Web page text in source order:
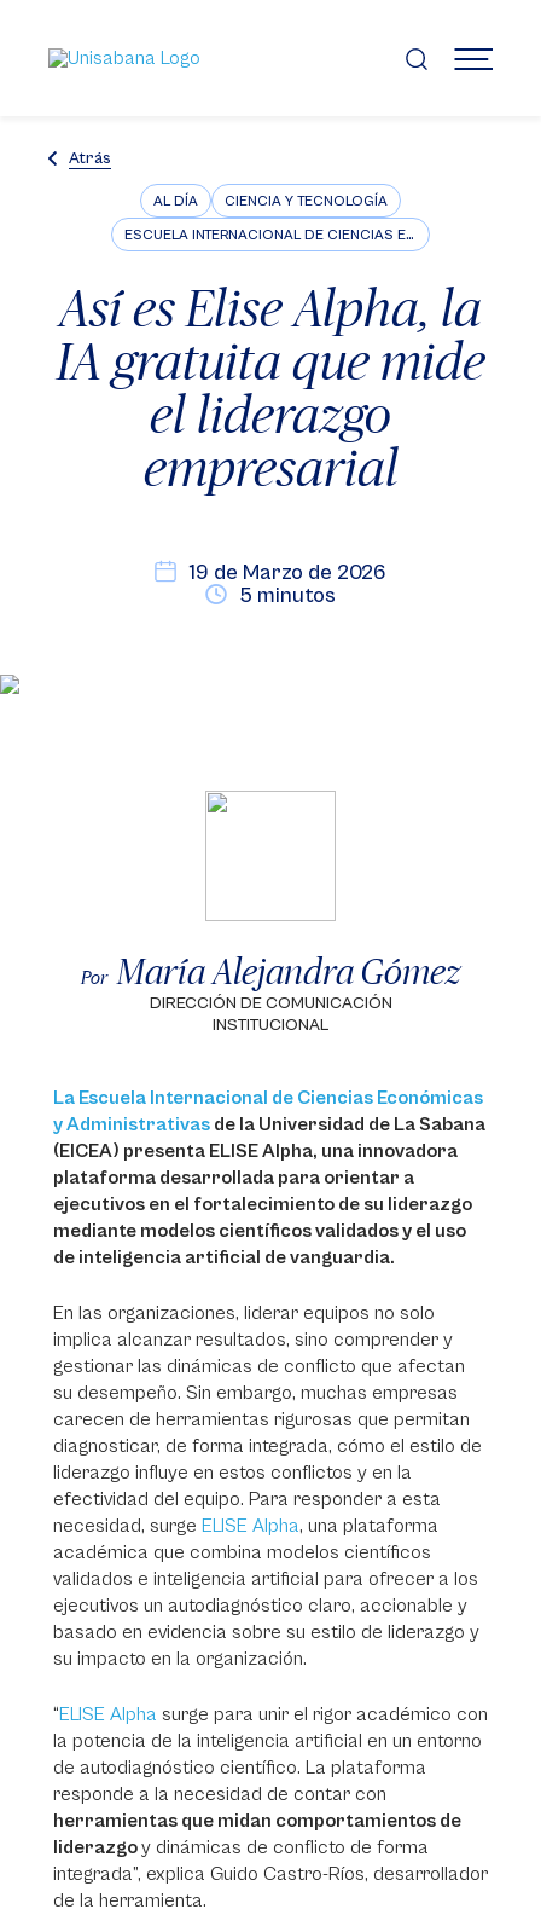
contenido
principal
MENÚ
Atrás
AL DÍA CIENCIA Y TECNOLOGÍA
ESCUELA INTERNACIONAL DE CIENCIAS ECONÓMICAS Y ADMINISTRATIVAS
Así es Elise Alpha, la
IA gratuita que mide
el liderazgo
empresarial
19 de Marzo de 2026
5 minutos
Por María Alejandra Gómez
DIRECCIÓN DE COMUNICACIÓN
INSTITUCIONAL
La Escuela Internacional de Ciencias Económicas
y Administrativas de la Universidad de La Sabana
(EICEA) presenta ELISE Alpha, una innovadora
plataforma desarrollada para orientar a
ejecutivos en el fortalecimiento de su liderazgo
mediante modelos científicos validados y el uso
de inteligencia artificial de vanguardia.
En las organizaciones, liderar equipos no solo
implica alcanzar resultados, sino comprender y
gestionar las dinámicas de conflicto que afectan
su desempeño. Sin embargo, muchas empresas
carecen de herramientas rigurosas que permitan
diagnosticar, de forma integrada, cómo el estilo de
liderazgo influye en estos conflictos y en la
efectividad del equipo. Para responder a esta
necesidad, surge ELISE Alpha, una plataforma
académica que combina modelos científicos
validados e inteligencia artificial para ofrecer a los
ejecutivos un autodiagnóstico claro, accionable y
basado en evidencia sobre su estilo de liderazgo y
su impacto en la organización.
“ELISE Alpha surge para unir el rigor académico con
la potencia de la inteligencia artificial en un entorno
de autodiagnóstico científico. La plataforma
responde a la necesidad de contar con
herramientas que midan comportamientos de
liderazgoy dinámicas de conflicto de forma
integrada”, explica Guido Castro-Ríos, desarrollador
de la herramienta.